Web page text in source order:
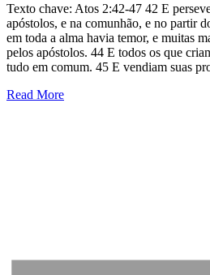
Texto chave: Atos 2:42-47 42 E
apóstolos, e na comunhão, e no partir
em toda a alma havia temor, e muitas
pelos apóstolos. 44 E todos os que
tudo em comum. 45 E vendiam suas
Read More